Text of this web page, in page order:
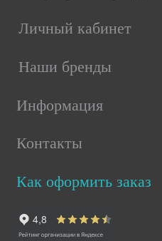
Личный кабинет
Наши бренды
Информация
Контакты
Как оформить заказ